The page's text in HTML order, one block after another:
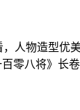
人物造型优
零八将》长